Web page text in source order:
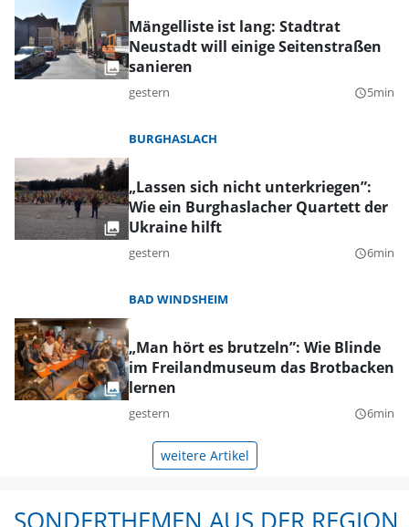
Mängelliste ist lang: Stadtrat
Neustadt will einige Seitenstraßen
sanieren
gestern query_builder5min
BURGHASLACH
„Lassen sich nicht unterkriegen”:
Wie ein Burghaslacher Quartett der
Ukraine hilft
gestern query_builder6min
BAD WINDSHEIM
„Man hört es brutzeln”: Wie Blinde
im Freilandmuseum das Brotbacken
lernen
gestern query_builder6min
weitere Artikel